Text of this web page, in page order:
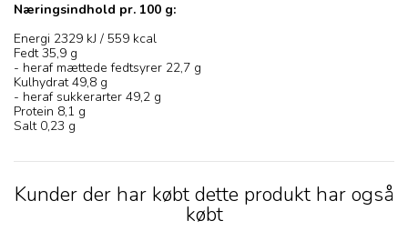
Næringsindhold pr. 100 g:
Energi 2329 kJ / 559 kcal
Fedt 35,9 g
- heraf mættede fedtsyrer 22,7 g
Kulhydrat 49,8 g
- heraf sukkerarter 49,2 g
Protein 8,1 g
Salt 0,23 g
Kunder der har købt dette produkt har også
købt